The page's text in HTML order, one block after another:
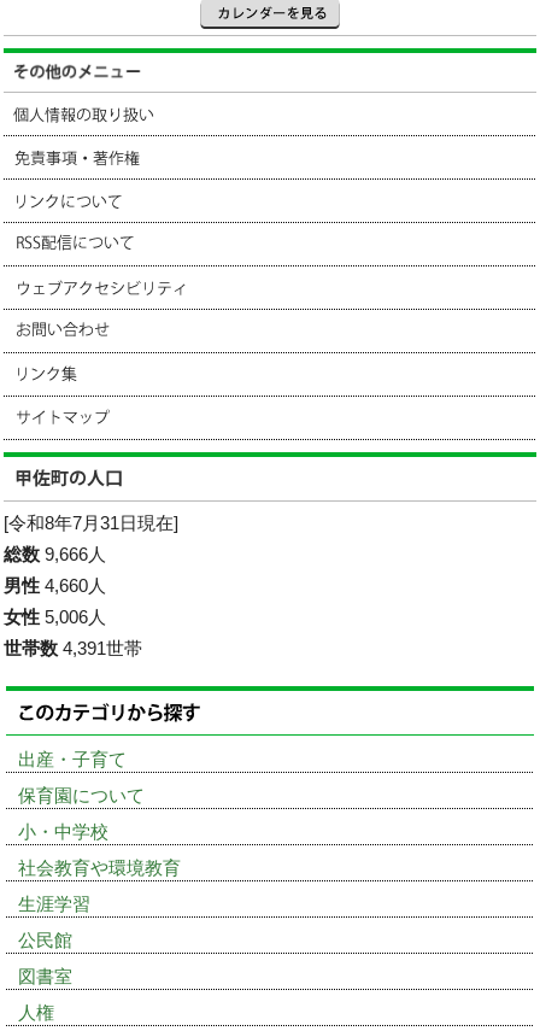
[令和8年7月31日現在]
総数 9,666人
男性 4,660人
女性 5,006人
世帯数 4,391世帯
出産・子育て
保育園について
小・中学校
社会教育や環境教育
生涯学習
公民館
図書室
人権